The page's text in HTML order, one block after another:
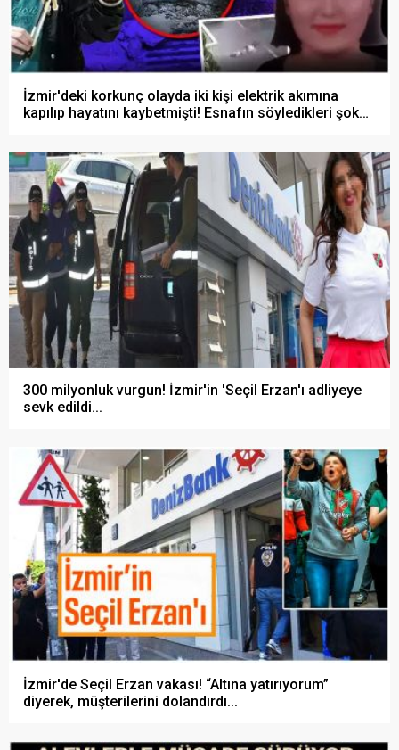
İzmir'deki korkunç olayda iki kişi elektrik akımına
kapılıp hayatını kaybetmişti! Esnafın söyledikleri şoke
300 milyonluk vurgun! İzmir'in 'Seçil Erzan'ı adliyeye
sevk edildi...
İzmir'de Seçil Erzan vakası! “Altına yatırıyorum”
diyerek, müşterilerini dolandırdı...